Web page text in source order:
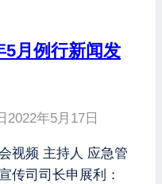
5月例行新闻发
2022年5月17日
视频 主持人 应急管
传司司长申展利：